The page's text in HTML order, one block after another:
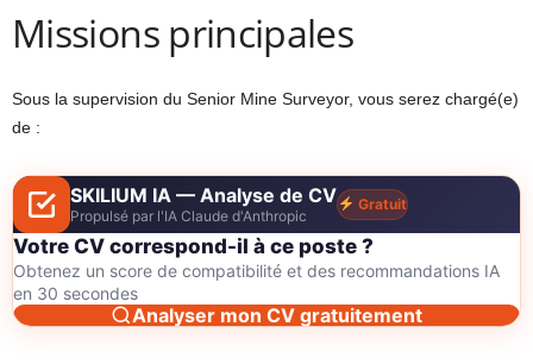
Missions principales
Sous la supervision du Senior Mine Surveyor, vous serez chargé(e)
de :
SKILIUM IA — Analyse de CV
Propulsé par l'IA Claude d'Anthropic
Gratuit
Votre CV correspond-il à ce poste ?
Obtenez un score de compatibilité et des recommandations IA
en 30 secondes
Analyser mon CV gratuitement